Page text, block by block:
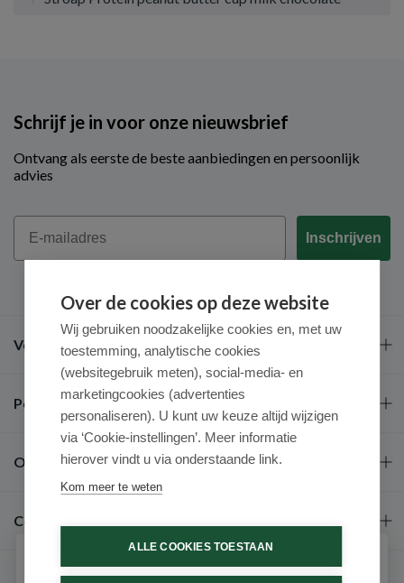
Schrijf je in voor onze nieuwsbrief
Ontvang als eerste de beste aanbiedingen en persoonlijk
advies
Email
Inschrijven
Veel gestelde vragen
Populaire merken
Over ons
Contact
Over de cookies op deze website
Wij gebruiken noodzakelijke cookies en, met uw
toestemming, analytische cookies
(websitegebruik meten), social-media- en
marketingcookies (advertenties
personaliseren). U kunt uw keuze altijd wijzigen
via ‘Cookie-instellingen’. Meer informatie
hierover vindt u via onderstaande link.
Kom meer te weten
ALLE COOKIES TOESTAAN
Schrijf je in voor onze nieuwsbrief